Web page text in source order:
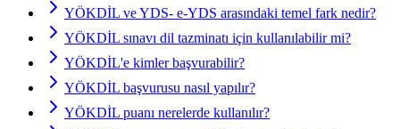
YÖKDİL ve YDS- e-YDS arasındaki temel fark nedir?
YÖKDİL sınavı dil tazminatı için kullanılabilir mi?
YÖKDİL'e kimler başvurabilir?
YÖKDİL başvurusu nasıl yapılır?
YÖKDİL puanı nerelerde kullanılır?